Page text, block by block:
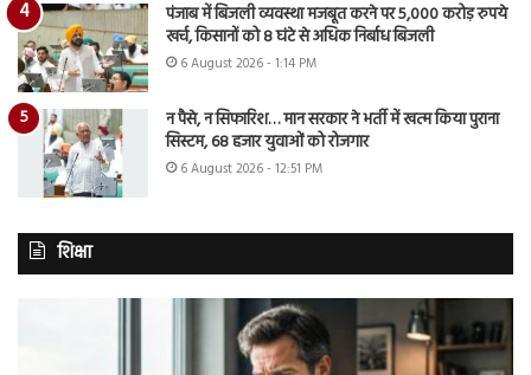
पंजाब में बिजली व्यवस्था मजबूत करने पर 5,000 करोड़ रुपये
खर्च, किसानों को 8 घंटे से अधिक निर्बाध बिजली
6 August 2026 - 1:14 PM
न पैसे, न सिफारिश… मान सरकार ने भर्ती में खत्म किया पुराना
सिस्टम, 68 हजार युवाओं को रोजगार
6 August 2026 - 12:51 PM
शिक्षा